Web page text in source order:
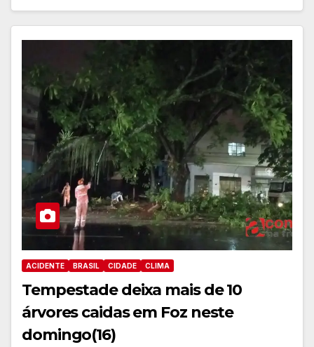
ACIDENTE BRASIL CIDADE CLIMA
Tempestade deixa mais de 10
árvores caidas em Foz neste
domingo(16)